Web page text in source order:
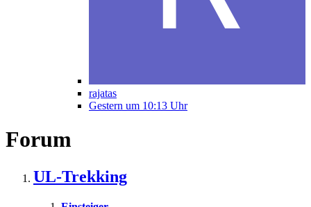
rajatas
Gestern um 10:13 Uhr
Forum
UL-Trekking